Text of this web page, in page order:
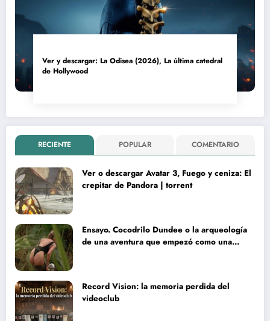
Ver y descargar: La Odisea (2026), La última catedral
de Hollywood
RECIENTE POPULAR COMENTARIO
Ver o descargar Avatar 3, Fuego y ceniza: El
crepitar de Pandora | torrent
Ensayo. Cocodrilo Dundee o la arqueología
de una aventura que empezó como una
Record Vision: la memoria perdida del
videoclub